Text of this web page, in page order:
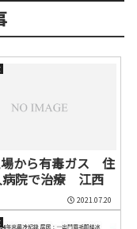
から有毒ガス 住
病院で治療 江西
2021.07.20